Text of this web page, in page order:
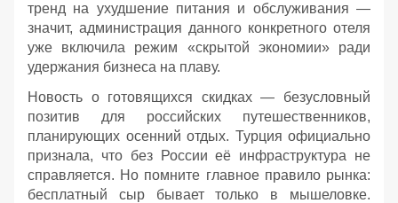
тренд на ухудшение питания и обслуживания —
значит, администрация данного конкретного отеля
уже включила режим «скрытой экономии» ради
удержания бизнеса на плаву.
Новость о готовящихся скидках — безусловный
позитив для российских путешественников,
планирующих осенний отдых. Турция официально
признала, что без России её инфраструктура не
справляется. Но помните главное правило рынка:
бесплатный сыр бывает только в мышеловке.